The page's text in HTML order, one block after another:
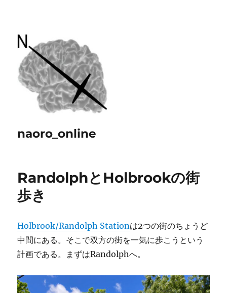
naoro_online
RandolphとHolbrookの街
歩き
Holbrook/Randolph Stationは2つの街のちょうど
中間にある。そこで双方の街を一気に歩こうという
計画である。まずはRandolphへ。